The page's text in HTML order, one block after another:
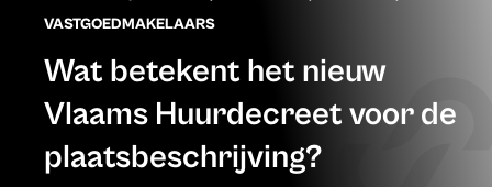
VASTGOEDMAKELAARS
Wat betekent het nieuw
Vlaams Huurdecreet voor de
plaatsbeschrijving?